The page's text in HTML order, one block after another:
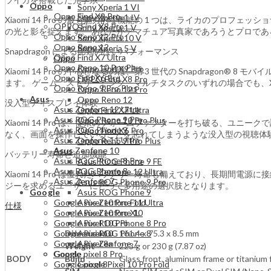
Oppo
Oppo Find X9 Pro
OPPO Find X8 Pro
Oppo Reno 12 Pro
Oppo Reno 12
Oppo Find X7 Ultra
Oppo Reno 10 Pro Plus
Oppo Find X6 Pro
Oppo Reno 9 Pro Plus
Asus
Asus Zenfone 12 Ultra
Asus ROG Phone 9 Pro
Asus ROG Phone 9
Asus Zenfone 11 Ultra
Asus Zenfone 10
Asus ROG Phone 8 Pro
Asus ROG Phone 8
Asus Zenfone 7
Google
Google Pixel 10 Pro Fold
Google Pixel 10 Pro XL
Google Pixel 10 Pro
Google Pixel 10
Google Pixel 8a
Google pixel 8 Pro
Google pixel 8
Sony Xperia 1 VI
Sony Xperia 1 IV
Sony Xperia 1 V
Sony Xperia 10 V
Sony Xperia 5 V
Oppo
Oppo Find X9 Pro
OPPO Find X8 Pro
Oppo Reno 12 Pro
Oppo Reno 12
Oppo Find X7 Ultra
Oppo Reno 10 Pro Plus
Oppo Find X6 Pro
Oppo Reno 9 Pro Plus
Asus
Asus ROG Phone 9 FE
Asus Zenfone 12 Ultra
Asus ROG Phone 9 Pro
Asus ROG Phone 9
Asus Zenfone 11 Ultra
Asus Zenfone 10
Asus ROG Phone 8 Pro
Asus ROG Phone 8
Asus Zenfone 7
Google
Google Pixel 10 Pro Fold
Xiaomi 14 Pro の最も魅力的な機能の 1 つは、ライカのプロフェッシ
の光と影を捉えます。 あなたがアマチュア写真家であろうとプロで
Snapdragon による比類のないパフォーマンス
Xiaomi 14 Pro の中心となるのは、第 3 世代の Snapdragon® 8 モバ
ます。 ゲーム、ストリーミング、マルチタスクのいずれの場合でも
没入型ディスプレイ体験
Xiaomi 14 Pro は、従来のフォームファクターを打ち破る、ユニーク
なく、画面を操作していることを忘れてしまうような没入型の視聴
バッテリー寿命と追加機能
Xiaomi 14 Pro は優れたバッテリー寿命も備えており、長期間電源に
ジーを求めるユーザーにとって多用途の選択肢となります。
仕様
BODY
Dimensions
161.4 x 75.3 x 8.5 mm
Weight
223 g or 230 g (7.87 oz)
Build
Glass front, aluminum frame or titanium